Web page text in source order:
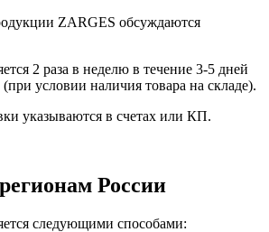
ZARGES обсуждаются
2 раза в неделю в течение 3-5 дней
условии наличия товара на складе).
указываются в счетах или КП.
России
следующими способами: